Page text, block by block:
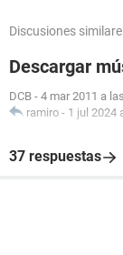
Discusiones
Descargar
DCB - 4 mar 2011 a
ramiro - 1 jul 2024
37 respuestas